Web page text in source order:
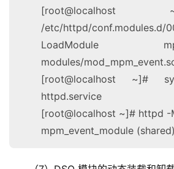
/etc/httpd/conf.modules.d/
LoadModule
modules/
[root@localhost ~]#
httpd.service
[root@localhost ~]# httpd -
mpm_event_module (shared)